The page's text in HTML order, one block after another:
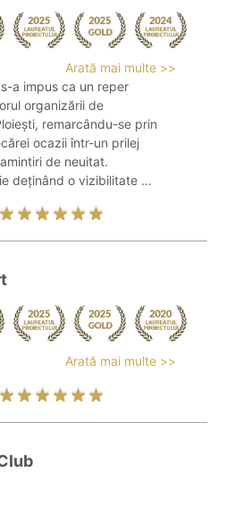
Arată mai multe >>
a impus ca un reper
organizării de
remarcându-se prin
ocazii într-un prilej
de neuitat.
deținând o vizibilitate ...
Arată mai multe >>